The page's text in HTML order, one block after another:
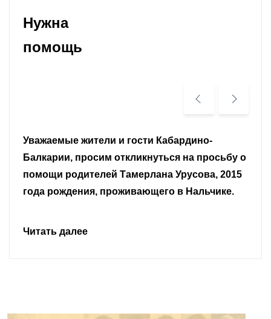
Нужна
помощь
Уважаемые земляки и все неравнодушные
граждане.
Читать далее